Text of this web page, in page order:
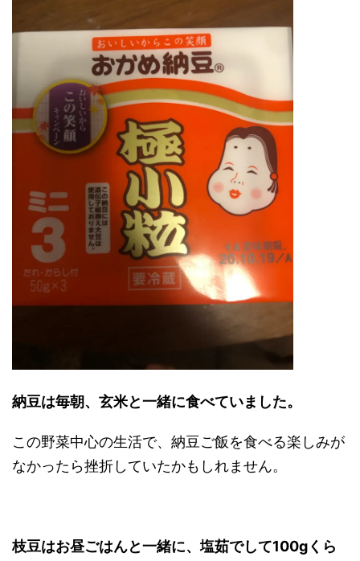
納豆は毎朝、玄米と一緒に食べていました。
この野菜中心の生活で、納豆ご飯を食べる楽しみが
なかったら挫折していたかもしれません。
枝豆はお昼ごはんと一緒に、塩茹でして100gくら